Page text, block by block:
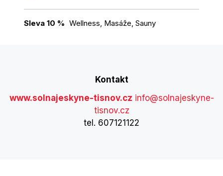
Sleva 10 % Wellness, Masáže, Sauny
Kontakt
www.solnajeskyne-tisnov.cz info@solnajeskyne-
tisnov.cz
tel. 607121122